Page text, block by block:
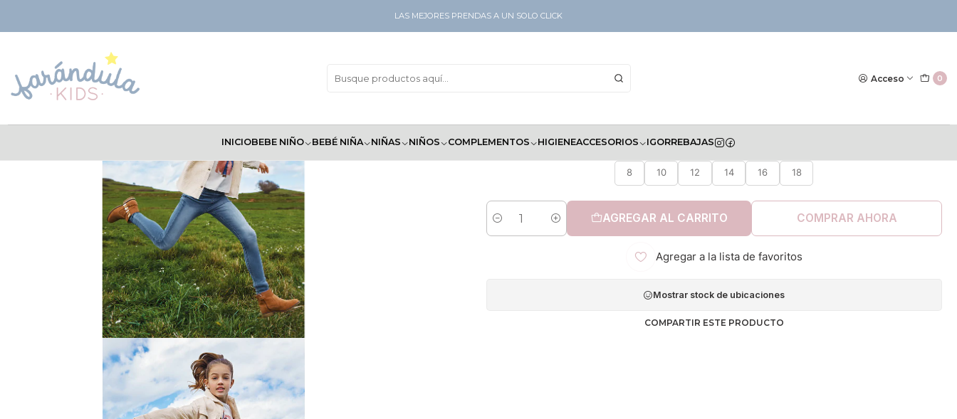
Acceso 0
INICIOBEBE NIÑO BEBÉ NIÑA NIÑAS NIÑOS COMPLEMENTOS HIGIENEACCESORIOS IGORREBAJAS
LAS MEJORES PRENDAS A UN SOLO CLICK
Pantalón Mayoral Inv 2022
8
10 12 14 16 18
Cantidad
AGREGAR AL CARRITO COMPRAR AHORA
Agregar a la lista de favoritos
Mostrar stock de ubicaciones
COMPARTIR ESTE PRODUCTO